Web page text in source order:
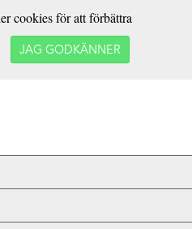
cookies för att förbättra
JAG GODKÄNNER